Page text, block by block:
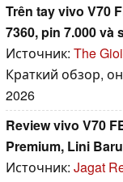
Trên tay vivo V70
7360, pin 7.000 và
Источник: The
Краткий обзор,
2026
Review vivo V70
Premium, Lini
Источник: Jagat